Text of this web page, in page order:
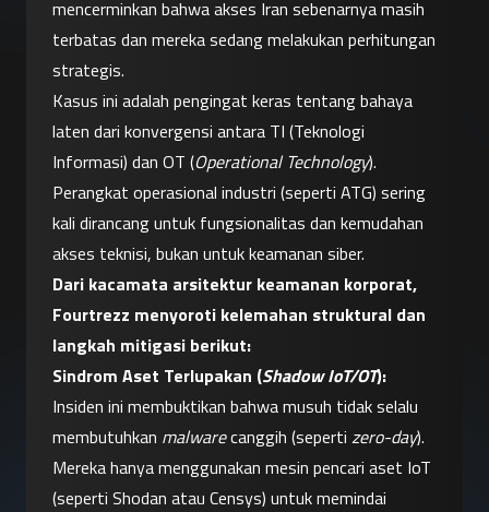
mencerminkan bahwa akses Iran sebenarnya masih
terbatas dan mereka sedang melakukan perhitungan
strategis.
Kasus ini adalah pengingat keras tentang bahaya
laten dari konvergensi antara TI (Teknologi
Informasi) dan OT (Operational Technology).
Perangkat operasional industri (seperti ATG) sering
kali dirancang untuk fungsionalitas dan kemudahan
akses teknisi, bukan untuk keamanan siber.
Dari kacamata arsitektur keamanan korporat,
Fourtrezz menyoroti kelemahan struktural dan
langkah mitigasi berikut:
Sindrom Aset Terlupakan (Shadow IoT/OT):
Insiden ini membuktikan bahwa musuh tidak selalu
membutuhkan malware canggih (seperti zero-day).
Mereka hanya menggunakan mesin pencari aset IoT
(seperti Shodan atau Censys) untuk memindai